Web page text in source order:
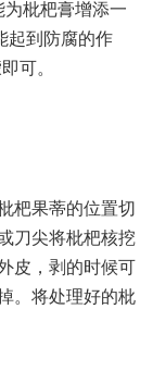
为枇杷膏增添一
起到防腐的作
可。
杷果蒂的位置切
刀尖将枇杷核挖
皮，剥的时候可
。将处理好的枇